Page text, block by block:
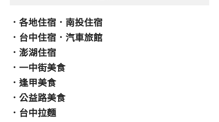
． 各地住宿 ． 南投住宿
． 台中住宿 ． 汽車旅館
． 澎湖住宿
． 一中街美食
． 逢甲美食
． 公益路美食
． 台中拉麵